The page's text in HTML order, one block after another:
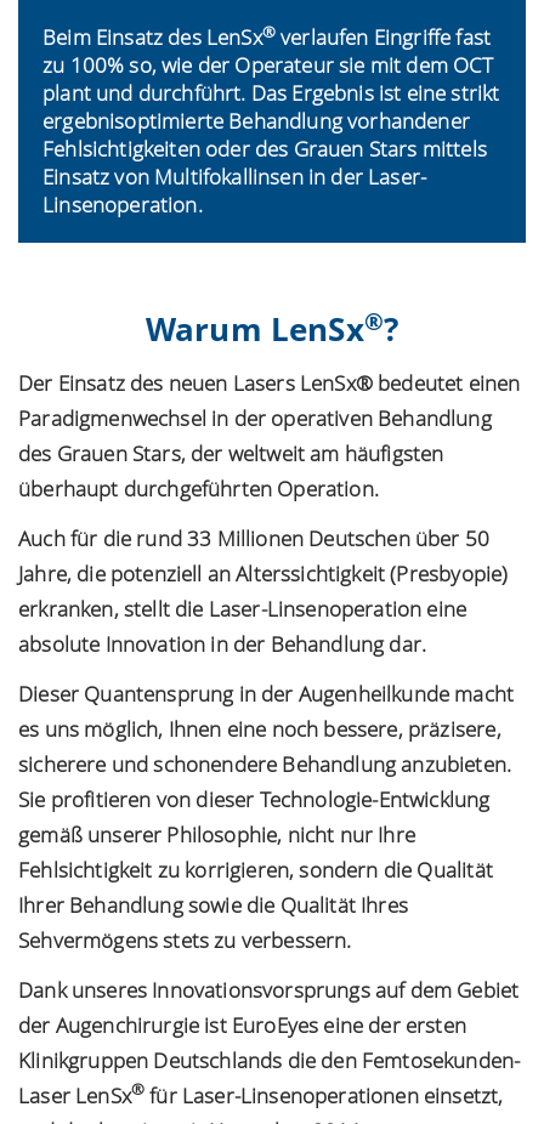
Beim Einsatz des LenSx®verlaufen Eingriffe fast
zu 100% so, wie der Operateur sie mit dem OCT
plant und durchführt. Das Ergebnis ist eine strikt
ergebnisoptimierte Behandlung vorhandener
Fehlsichtigkeiten oder des Grauen Stars mittels
Einsatz von Multifokallinsen in der Laser-
Linsenoperation.
Warum LenSx®?
Der Einsatz des neuen Lasers LenSx® bedeutet einen
Paradigmenwechsel in der operativen Behandlung
des Grauen Stars, der weltweit am häufigsten
überhaupt durchgeführten Operation.
Auch für die rund 33 Millionen Deutschen über 50
Jahre, die potenziell an Alterssichtigkeit (Presbyopie)
erkranken, stellt die Laser-Linsenoperation eine
absolute Innovation in der Behandlung dar.
Dieser Quantensprung in der Augenheilkunde macht
es uns möglich, Ihnen eine noch bessere, präzisere,
sicherere und schonendere Behandlung anzubieten.
Sie profitieren von dieser Technologie-Entwicklung
gemäß unserer Philosophie, nicht nur Ihre
Fehlsichtigkeit zu korrigieren, sondern die Qualität
Ihrer Behandlung sowie die Qualität Ihres
Sehvermögens stets zu verbessern.
Dank unseres Innovationsvorsprungs auf dem Gebiet
der Augenchirurgie ist EuroEyes eine der ersten
Klinikgruppen Deutschlands die den Femtosekunden-
Laser LenSx® für Laser-Linsenoperationen einsetzt,